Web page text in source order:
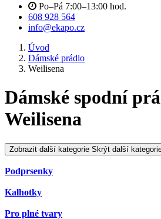
Po–Pá 7:00–13:00 hod.
608 928 564
info@ekapo.cz
Úvod
Dámské prádlo
Weilisena
Dámské spodní
Weilisena
Zobrazit další kategorie Skrýt další
Podprsenky
Kalhotky
Pro plné tvary